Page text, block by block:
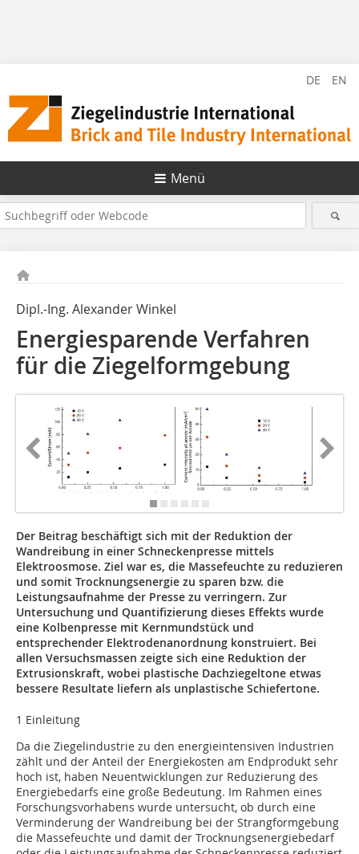
DE EN
Menü
Dipl.-Ing. Alexander Winkel
Energiesparende Verfahren
für die Ziegelformgebung
Der Beitrag beschäftigt sich mit der Reduktion der
Wandreibung in einer Schneckenpresse mittels
Elektroosmose. Ziel war es, die Massefeuchte zu reduzieren
und somit Trocknungsenergie zu sparen bzw. die
Leistungsaufnahme der Presse zu verringern. Zur
Untersuchung und Quantifizierung dieses Effekts wurde
eine Kolbenpresse mit Kernmundstück und
entsprechender Elektrodenanordnung konstruiert. Bei
allen Versuchsmassen zeigte sich eine Reduktion der
Extrusionskraft, wobei plastische Dachziegeltone etwas
bessere Resultate liefern als unplastische Schiefertone.
1 Einleitung
Da die Ziegelindustrie zu den energieintensiven Industrien
zählt und der Anteil der Energiekosten am Endprodukt sehr
hoch ist, haben Neuentwicklungen zur Reduzierung des
Energiebedarfs eine große Bedeutung. Im Rahmen eines
Forschungsvorhabens wurde untersucht, ob durch eine
Verminderung der Wandreibung bei der Strangformgebung
die Massefeuchte und damit der Trocknungsenergiebedarf